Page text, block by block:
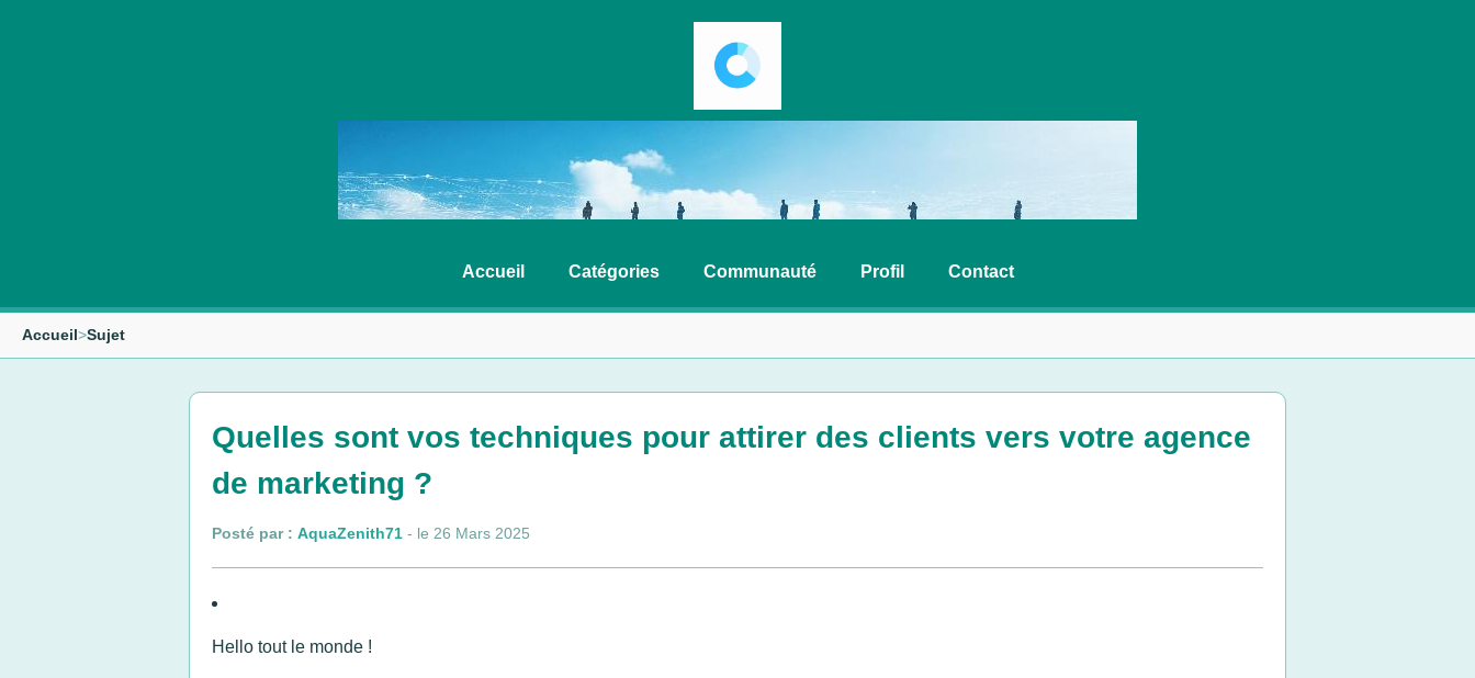
Accueil Catégories Communauté Profil Contact
Accueil>Sujet
Quelles sont vos techniques pour attirer des clients vers votre agence
de marketing ?
Posté par : AquaZenith71 - le 26 Mars 2025
Hello tout le monde !